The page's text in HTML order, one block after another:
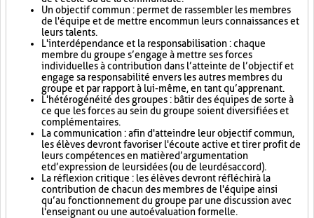
Un objectif commun : permet de rassembler les membres
de l'équipe et de mettre en commun leurs connaissances et
leurs talents.
L'interdépendance et la responsabilisation : chaque
membre du groupe s’engage à mettre ses forces
individuelles à contribution dans l’atteinte de l’objectif et
engage sa responsabilité envers les autres membres du
groupe et par rapport à lui-même, en tant qu’apprenant.
L'hétérogénéité des groupes : bâtir des équipes de sorte à
ce que les forces au sein du groupe soient diversifiées et
complémentaires.
La communication : afin d'atteindre leur objectif commun,
les élèves devront favoriser l'écoute active et tirer profit de
leurs compétences en matière d’argumentation
et d’expression de leurs idées (ou de leur désaccord).
La réflexion critique : les élèves devront réfléchir à la
contribution de chacun des membres de l'équipe ainsi
qu’au fonctionnement du groupe par une discussion avec
l'enseignant ou une autoévaluation formelle.